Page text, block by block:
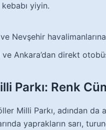
yiyin.
Nevşehir
ve Ankara’dan direkt
Parkı: Renk
Milli Parkı, adından
yaprakların sarı,